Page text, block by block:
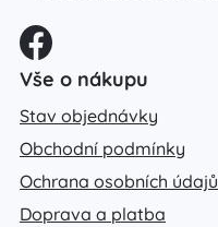
Vše o nákupu
Stav objednávky
Obchodní podmínky
Ochrana osobních údajů
Doprava a platba